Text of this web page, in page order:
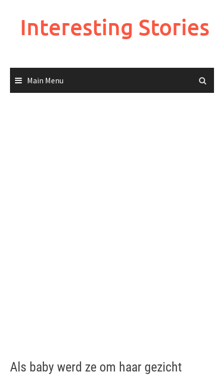
Interesting Stories
Main Menu
Als baby werd ze om haar gezicht